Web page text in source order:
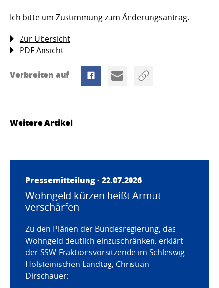
Ich bitte um Zustimmung zum Änderungsantrag.
Zur Übersicht
PDF Ansicht
Verbreiten auf
Weitere Artikel
Pressemitteilung · 22.07.2026
Wohngeld kürzen heißt Armut
verschärfen
Zu den Plänen der Bundesregierung, das
Wohngeld deutlich einzuschränken, erklärt
der SSW-Fraktionsvorsitzende im Schleswig-
Holsteinischen Landtag, Christian
Dirschauer: